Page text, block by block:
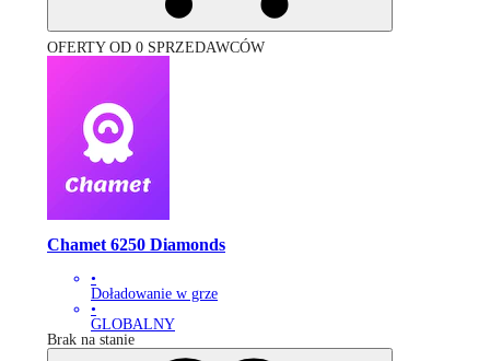
OFERTY OD 0 SPRZEDAWCÓW
Chamet 6250 Diamonds
•
Doładowanie w grze
•
GLOBALNY
Brak na stanie